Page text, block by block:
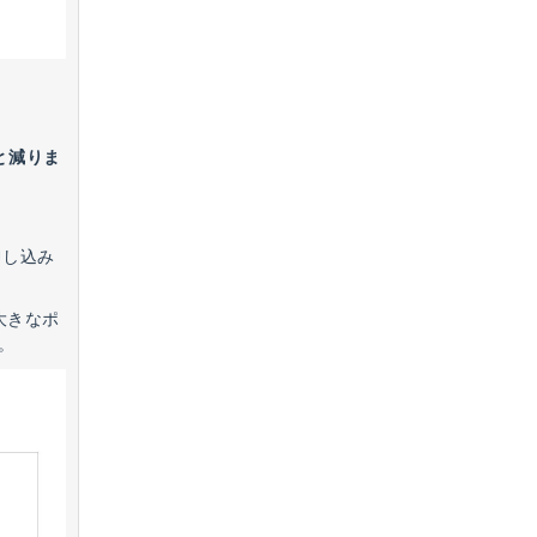
減りま
込み
きなポ